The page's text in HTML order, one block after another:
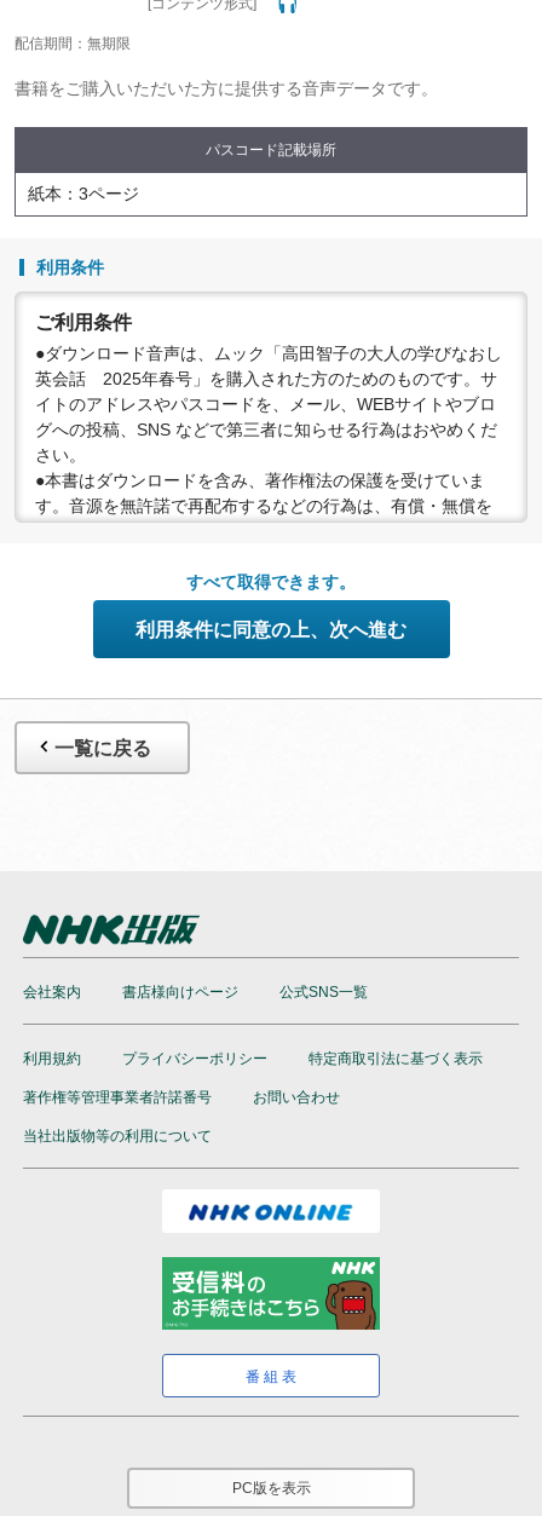
配信期間：無期限
書籍をご購入いただいた方に提供する音声データです。
パスコード記載場所
紙本：3ページ
利用条件
ご利用条件
●ダウンロード音声は、ムック「高田智子の大人の学びなおし
英会話 2025年春号」を購入された方のためのものです。サ
イトのアドレスやパスコードを、メール、WEBサイトやブロ
グへの投稿、SNS などで第三者に知らせる行為はおやめくだ
さい。
●本書はダウンロードを含み、著作権法の保護を受けていま
す。音源を無許諾で再配布するなどの行為は、有償・無償を
●配信の方法やコンテンツの中身については、事前の告知なく
変更する場合がありますので、あらかじめご了承ください。
すべて取得できます。
利用条件に同意の上、次へ進む
一覧に戻る
会社案内 書店様向けページ 公式SNS一覧
利用規約 プライバシーポリシー 特定商取引法に基づく表示
著作権等管理事業者許諾番号 お問い合わせ
当社出版物等の利用について
番組表
PC版を表示